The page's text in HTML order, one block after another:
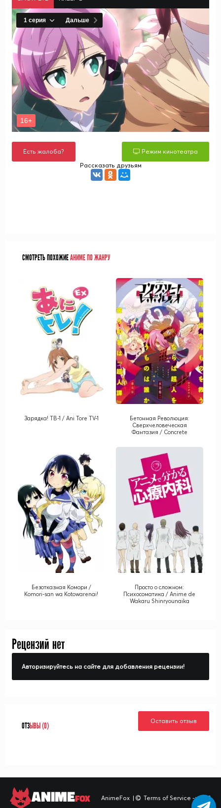
Есть жалоба?
Режим кинотеатра
Рассказать друзьям
СМОТРЕТЬ ПОХОЖИЕАНИМЕ ПО ЖАНРУ
Зарядка! ТВ-1 / Ani Tore TV-1
Бетонная Революция:
Сверхчеловеческая
Фантазия / Concrete
Безотказная Комори /
Komori-san wa Kotowarenai!
Просто о сложном:
Психосоматика / Anime de
Wakaru Shinryounaika
Рецензий нет
Авторизируйтесь на сайте для добавления рецензии!
ОТЗЫВЫ (0)
Оставить отзыв
ANIMEFOX AnimeFox | Terms of Service -> TOS